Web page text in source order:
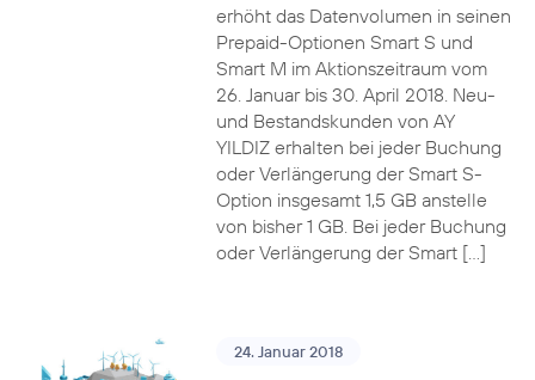
erhöht das Datenvolumen in seinen
Prepaid-Optionen Smart S und
Smart M im Aktionszeitraum vom
26. Januar bis 30. April 2018. Neu-
und Bestandskunden von AY
YILDIZ erhalten bei jeder Buchung
oder Verlängerung der Smart S-
Option insgesamt 1,5 GB anstelle
von bisher 1 GB. Bei jeder Buchung
oder Verlängerung der Smart […]
24. Januar 2018